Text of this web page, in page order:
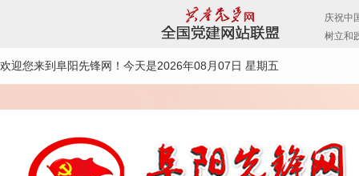
欢迎您来到阜阳先锋网！ 今天是2026年08月07日 星期五